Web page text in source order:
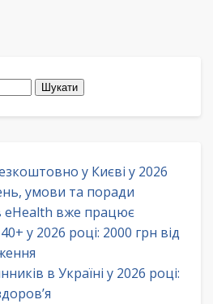
у Києві у 2026
умови та поради
eHealth вже працює
у 2026 році: 2000 грн від
в Україні у 2026 році: